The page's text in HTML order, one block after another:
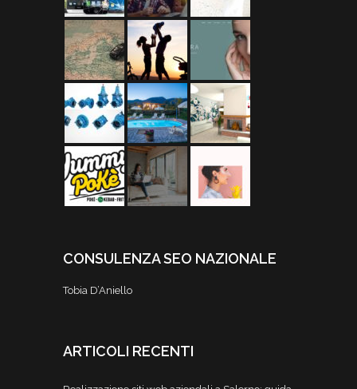
CONSULENZA SEO NAZIONALE
Tobia D’Aniello
ARTICOLI RECENTI